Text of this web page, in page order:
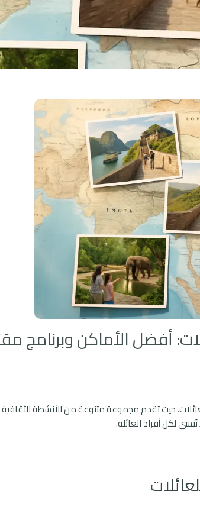
أفضل الأماكن وبرنامج
حيث تقدم مجموعة متنوعة من الأنشطة الثقافية
لكل أفراد العائلة.